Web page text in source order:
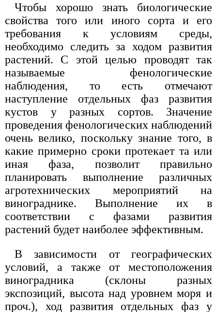
Чтобы хорошо знать биологические
свойства того или иного сорта и его
требования к условиям среды,
необходимо следить за ходом развития
растений. С этой целью проводят так
называемые фенологические
наблюдения, то есть отмечают
наступление отдельных фаз развития
кустов у разных сортов. Значение
проведения фенологических наблюдений
очень велико, поскольку знание того, в
какие примерно сроки протекает та или
иная фаза, позволит правильно
планировать выполнение различных
агротехнических мероприятий на
винограднике. Выполнение их в
соответствии с фазами развития
растений будет наиболее эффективным.
В зависимости от географических
условий, а также от местоположения
виноградника (склоны разных
экспозиций, высота над уровнем моря и
проч.), ход развития отдельных фаз у